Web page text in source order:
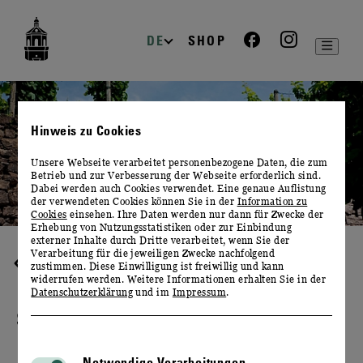
Navigation
DE SHOP
WEIN & KULINARIK
SACHSENPROBE
Hinweis zu Cookies
Unsere Webseite verarbeitet personenbezogene Daten, die zum
Betrieb und zur Verbesserung der Webseite erforderlich sind.
Dabei werden auch Cookies verwendet. Eine genaue Auflistung
der verwendeten Cookies können Sie in der Information zu
Cookies einsehen. Ihre Daten werden nur dann für Zwecke der
Erhebung von Nutzungsstatistiken oder zur Einbindung
externer Inhalte durch Dritte verarbeitet, wenn Sie der
Verarbeitung für die jeweiligen Zwecke nachfolgend
zustimmen. Diese Einwilligung ist freiwillig und kann
widerrufen werden. Weitere Informationen erhalten Sie in der
Datenschutzerklärung und im Impressum.